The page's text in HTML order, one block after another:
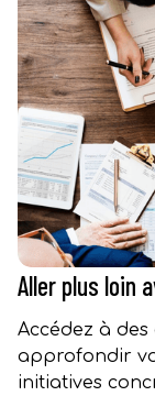
Aller plus loin
Accédez à
approfondir
initiatives